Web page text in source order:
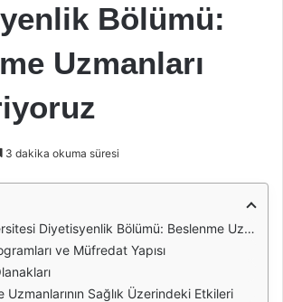
Bölümü:
Uzmanları
3 dakika okuma süresi
Diyetisyenlik Bölümü: Beslenme Uzmanları Yetiştiriyoruz
ve Müfredat Yapısı
Uzmanlarının Sağlık Üzerindeki Etkileri